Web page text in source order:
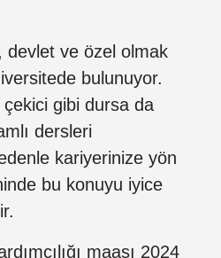
devlet ve özel olmak
bulunuyor.
çekici gibi dursa da
dersleri
kariyerinize yön
bu konuyu iyice
maaşı 2024